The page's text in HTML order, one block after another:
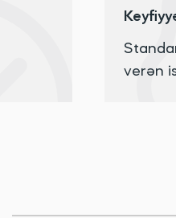
verən